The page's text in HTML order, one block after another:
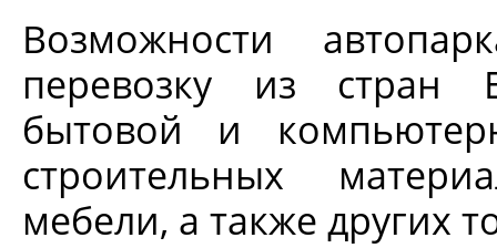
Возможности
перевозку из стран
бытовой и
строительных
мебели, а также других